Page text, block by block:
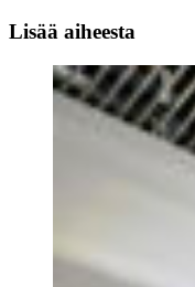
Lisää aiheesta